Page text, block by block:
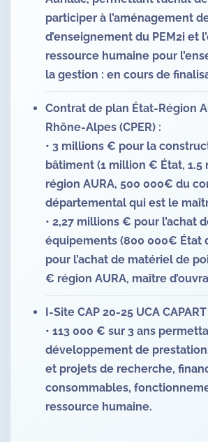
participer à l’aménagement
d’enseignement du PEM2i et
ressource humaine pour
la gestion : en cours de
Contrat de plan État-Région
Rhône-Alpes (CPER) :
• 3 millions € pour la
bâtiment (1 million € État,
région AURA, 500 000€ du
départemental qui est le
• 2,27 millions € pour l’achat
équipements (800 000€ État
pour l’achat de matériel de
€ région AURA, maître
I-Site CAP 20-25 UCA CAPART
• 113 000 € sur 3 ans
développement de
et projets de recherche,
consommables,
ressource humaine.